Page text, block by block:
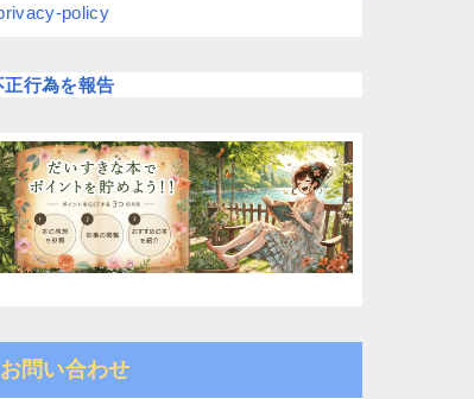
policy
正行為を報告
お問い合わせ